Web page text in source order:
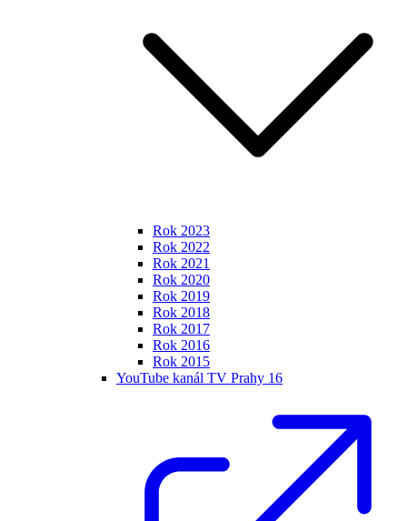
Rok 2023
Rok 2022
Rok 2021
Rok 2020
Rok 2019
Rok 2018
Rok 2017
Rok 2016
Rok 2015
YouTube kanál TV Prahy 16